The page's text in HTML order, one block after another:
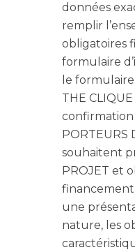
données
remplir
obligatoires
formulaire
le
THE
confirmation
PORTEURS
souhaitent
PROJET et
une
nature, les